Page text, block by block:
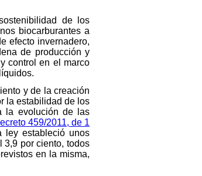
de los
biocarburantes a
efecto invernadero,
de producción y
control en el marco
y de la creación
la estabilidad de los
la evolución de las
459/2011, de 1
ley estableció unos
3,9 por ciento, todos
en la misma,